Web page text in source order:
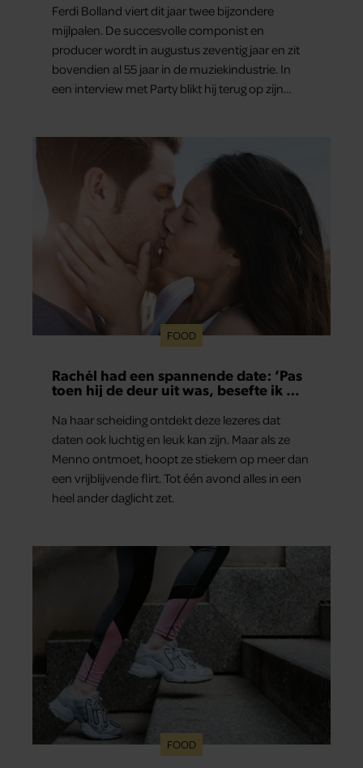
Ferdi Bolland viert dit jaar twee bijzondere
mijlpalen. De succesvolle componist en
producer wordt in augustus zeventig jaar en zit
bovendien al 55 jaar in de muziekindustrie. In
een interview met Party blikt hij terug op zijn
FOOD
Rachél had een spannende date: ‘Pas
toen hij de deur uit was, besefte ik wat
Na haar scheiding ontdekt deze lezeres dat
daten ook luchtig en leuk kan zijn. Maar als ze
Menno ontmoet, hoopt ze stiekem op meer dan
een vrijblijvende flirt. Tot één avond alles in een
heel ander daglicht zet.
FOOD